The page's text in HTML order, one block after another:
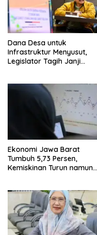
Dana Desa untuk
Infrastruktur Menyusut,
Legislator Tagih Janji
Ekonomi Jawa Barat
Tumbuh 5,73 Persen,
Kemiskinan Turun namun